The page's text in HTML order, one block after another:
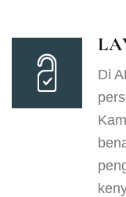
Di